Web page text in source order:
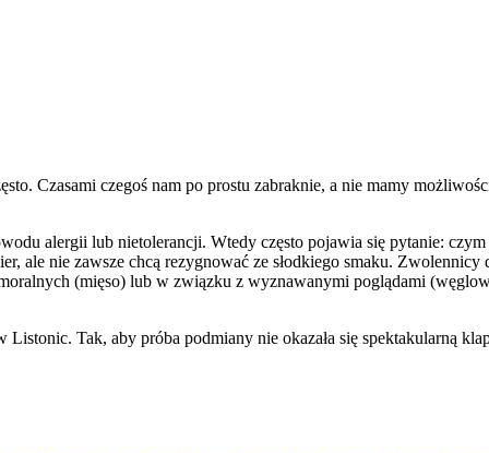
Czasami czegoś nam po prostu zabraknie, a nie mamy
alergii lub nietolerancji. Wtedy często pojawia się pytanie:
ale nie zawsze chcą rezygnować ze słodkiego smaku.
(mięso) lub w związku z wyznawanymi poglądami
Tak, aby próba podmiany nie okazała się spektakularną